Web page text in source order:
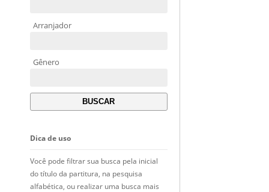
Arranjador
Gênero
Dica de uso
Você pode filtrar sua busca pela inicial
do título da partitura, na pesquisa
alfabética, ou realizar uma busca mais